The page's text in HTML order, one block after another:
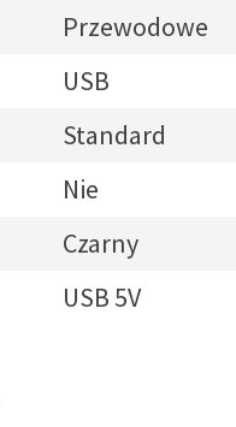
Przewodowe
USB
Standard
Nie
Czarny
USB 5V